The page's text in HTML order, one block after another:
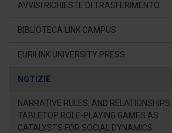
AVVISI RICHIESTE DI TRASFERIMENTO
BIBLIOTECA LINK CAMPUS
EURILINK UNIVERSITY PRESS
NOTIZIE
NARRATIVE RULES, AND RELATIONSHIPS:
TABLETOP ROLE-PLAYING GAMES AS
CATALYSTS FOR SOCIAL DYNAMICS